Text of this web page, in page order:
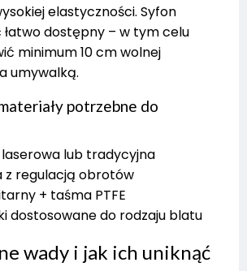
elastyczności. Syfon
dostępny – w tym celu
minimum 10 cm wolnej
umywalką.
potrzebne do
lub tradycyjna
z regulacją obrotów
+ taśma PTFE
dostosowane do rodzaju blatu
wady i jak ich uniknąć